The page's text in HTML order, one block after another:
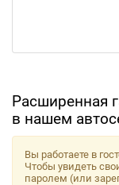
Расширенная
в нашем
Вы работаете в
Чтобы увидеть
паролем (или